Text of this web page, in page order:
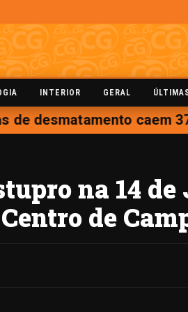
INTERIOR GERAL
desmatamento caem
na 14 de
de